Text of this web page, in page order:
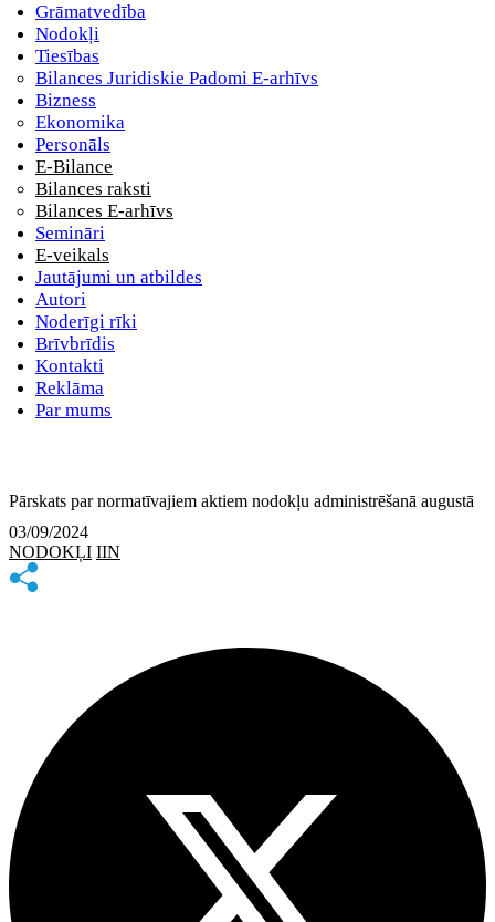
Grāmatvedība
Nodokļi
Tiesības
Bilances Juridiskie Padomi E-arhīvs
Bizness
Ekonomika
Personāls
E-Bilance
Bilances raksti
Bilances E-arhīvs
Semināri
E-veikals
Jautājumi un atbildes
Autori
Noderīgi rīki
Brīvbrīdis
Kontakti
Reklāma
Par mums
Pārskats par normatīvajiem aktiem nodokļu administrēšanā augustā
03/09/2024
NODOKĻI IIN